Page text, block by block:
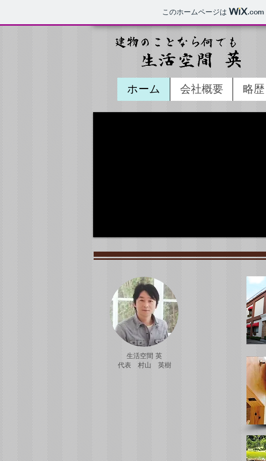
このホームページは .com
ホーム 会社概要 略歴
生活空間 英
代表 村山 英樹